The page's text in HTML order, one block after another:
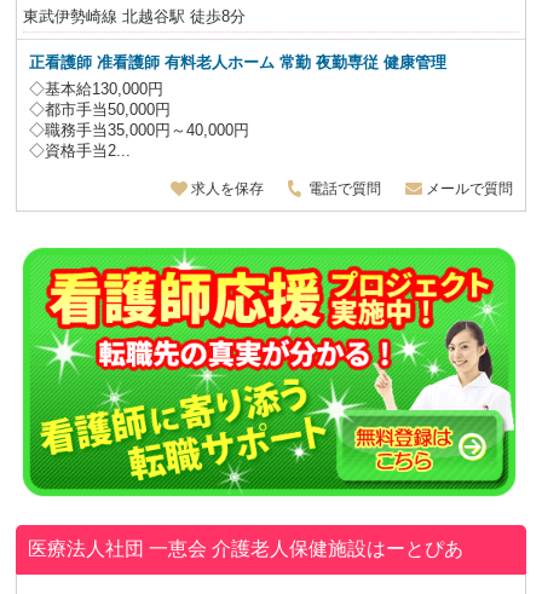
東武伊勢崎線 北越谷駅 徒歩8分
正看護師 准看護師 有料老人ホーム 常勤夜勤専従 健康管理
◇基本給130,000円
◇都市手当50,000円
◇職務手当35,000円～40,000円
◇資格手当2...
求人を保存 電話で質問 メールで質問
医療法人社団 一恵会介護老人保健施設はーとぴあ